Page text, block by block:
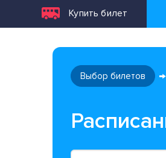
Купить билет
Выбор билетов